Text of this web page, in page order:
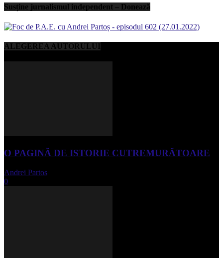
Susține jurnalismul independent – Donează
ALEGEREA AUTORULUI
O PAGINĂ DE ISTORIE CUTREMURĂTOARE
Andrei Partos
0